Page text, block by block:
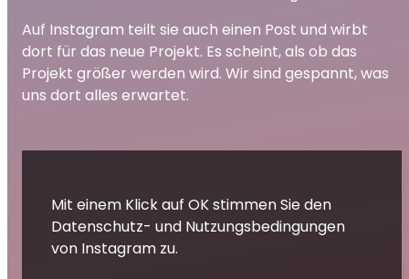
Auf Instagram teilt sie auch einen Post und wirbt
dort für das neue Projekt. Es scheint, als ob das
Projekt größer werden wird. Wir sind gespannt, was
uns dort alles erwartet.
Mit einem Klick auf OK stimmen Sie den
Datenschutz- und Nutzungsbedingungen
von Instagram zu.